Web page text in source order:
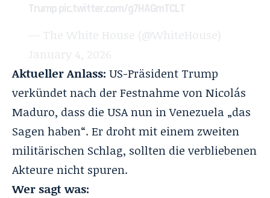
Trumppic.twitter.com/g7HAGmTCLT
— The White House (@WhiteHouse)
January 4, 2026
Aktueller Anlass: US-Präsident Trump
verkündet nach derFestnahme von Nicolás
Maduro, dass die USA nun in Venezuela „das
Sagen haben“. Er droht mit einem zweiten
militärischen Schlag, sollten die verbliebenen
Akteure nicht spuren.
Wer sagt was: